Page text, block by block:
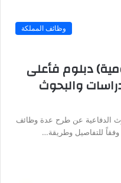
وظائف المملكة
دبلوم فأعلى
والبحوث
الدفاعية عن طرح عدة وظائف
وفقاً للتفاصيل وطريقة…